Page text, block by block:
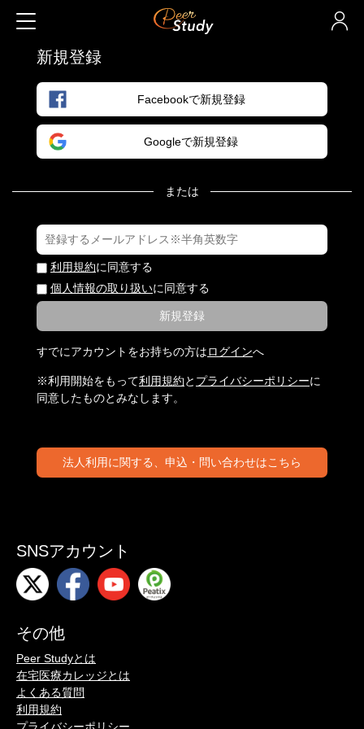
新規登録
Facebookで新規登録
Googleで新規登録
または
利用規約に同意する
個人情報の取り扱いに同意する
新規登録
すでにアカウントをお持ちの方はログインへ
※利用開始をもって利用規約と プライバシーポリシーに
同意したものとみなします。
法人利用に関する、申込・問い合わせはこちら
SNSアカウント
その他
Peer Studyとは
在宅医療カレッジとは
よくある質問
利用規約